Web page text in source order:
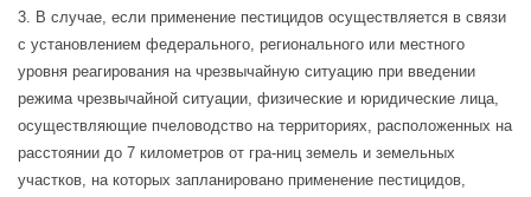
3. В случае, если применение пестицидов осуществляется в связи
с установлением федерального, регионального или местного
уровня реагирования на чрезвычайную ситуацию при введении
режима чрезвычайной ситуации, физические и юридические лица,
осуществляющие пчеловодство на территориях, расположенных на
расстоянии до 7 километров от гра-ниц земель и земельных
участков, на которых запланировано применение пестицидов,